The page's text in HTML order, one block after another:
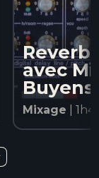
avec
Buyens
Mixage |